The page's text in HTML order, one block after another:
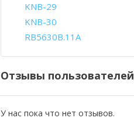
KNB-29
KNB-30
RB5630B.11A
Отзывы пользователей
У нас пока что нет отзывов.